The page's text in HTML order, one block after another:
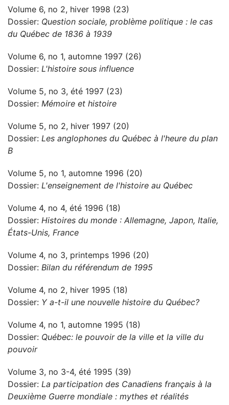
Volume 6, no 2, hiver 1998 (23)
Dossier: Question sociale, problème politique : le cas
du Québec de 1836 à 1939
Volume 6, no 1, automne 1997 (26)
Dossier: L'histoire sous influence
Volume 5, no 3, été 1997 (23)
Dossier: Mémoire et histoire
Volume 5, no 2, hiver 1997 (20)
Dossier: Les anglophones du Québec à l'heure du plan
B
Volume 5, no 1, automne 1996 (20)
Dossier: L'enseignement de l'histoire au Québec
Volume 4, no 4, été 1996 (18)
Dossier: Histoires du monde : Allemagne, Japon, Italie,
États-Unis, France
Volume 4, no 3, printemps 1996 (20)
Dossier: Bilan du référendum de 1995
Volume 4, no 2, hiver 1995 (18)
Dossier: Y a-t-il une nouvelle histoire du Québec?
Volume 4, no 1, automne 1995 (18)
Dossier: Québec: le pouvoir de la ville et la ville du
pouvoir
Volume 3, no 3-4, été 1995 (39)
Dossier: La participation des Canadiens français à la
Deuxième Guerre mondiale : mythes et réalités